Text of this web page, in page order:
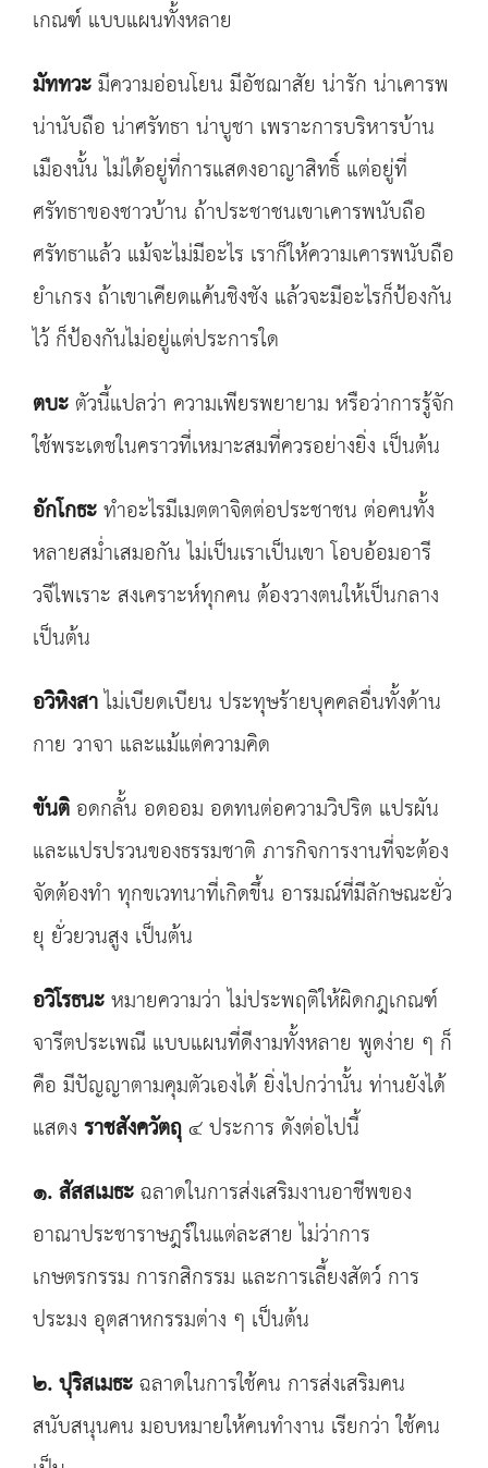
เกณฑ์ แบบแผนทั้งหลาย
มัททวะมีความอ่อนโยน มีอัชฌาสัย น่ารัก น่าเคารพ
น่านับถือ น่าศรัทธา น่าบูชา เพราะการบริหารบ้าน
เมืองนั้น ไม่ได้อยู่ที่การแสดงอาญาสิทธิ์ แต่อยู่ที่
ศรัทธาของชาวบ้าน ถ้าประชาชนเขาเคารพนับถือ
ศรัทธาแล้ว แม้จะไม่มีอะไร เราก็ให้ความเคารพนับถือ
ยำเกรง ถ้าเขาเคียดแค้นชิงชัง แล้วจะมีอะไรก็ป้องกัน
ไว้ ก็ป้องกันไม่อยู่แต่ประการใด
ตบะตัวนี้แปลว่า ความเพียรพยายาม หรือว่าการรู้จัก
ใช้พระเดชในคราวที่เหมาะสมที่ควรอย่างยิ่ง เป็นต้น
อักโกธะทำอะไรมีเมตตาจิตต่อประชาชน ต่อคนทั้ง
หลายสม่ำเสมอกัน ไม่เป็นเราเป็นเขา โอบอ้อมอารี
วจีไพเราะ สงเคราะห์ทุกคน ต้องวางตนให้เป็นกลาง
เป็นต้น
อวิหิงสาไม่เบียดเบียน ประทุษร้ายบุคคลอื่นทั้งด้าน
กาย วาจา และแม้แต่ความคิด
ขันติอดกลั้น อดออม อดทนต่อความวิปริต แปรผัน
และแปรปรวนของธรรมชาติ ภารกิจการงานที่จะต้อง
จัดต้องทำ ทุกขเวทนาที่เกิดขึ้น อารมณ์ที่มีลักษณะยั่ว
ยุ ยั่วยวนสูง เป็นต้น
อวิโรธนะหมายความว่า ไม่ประพฤติให้ผิดกฎเกณฑ์
จารีตประเพณี แบบแผนที่ดีงามทั้งหลาย พูดง่าย ๆ ก็
คือ มีปัญญาตามคุมตัวเองได้ ยิ่งไปกว่านั้น ท่านยังได้
แสดงราชสังควัตถุ๔ ประการ ดังต่อไปนี้
๑. สัสสเมธะฉลาดในการส่งเสริมงานอาชีพของ
อาณาประชาราษฎร์ในแต่ละสาย ไม่ว่าการ
เกษตรกรรม การกสิกรรม และการเลี้ยงสัตว์ การ
ประมง อุตสาหกรรมต่าง ๆ เป็นต้น
๒. ปุริสเมธะฉลาดในการใช้คน การส่งเสริมคน
สนับสนุนคน มอบหมายให้คนทำงาน เรียกว่า ใช้คน